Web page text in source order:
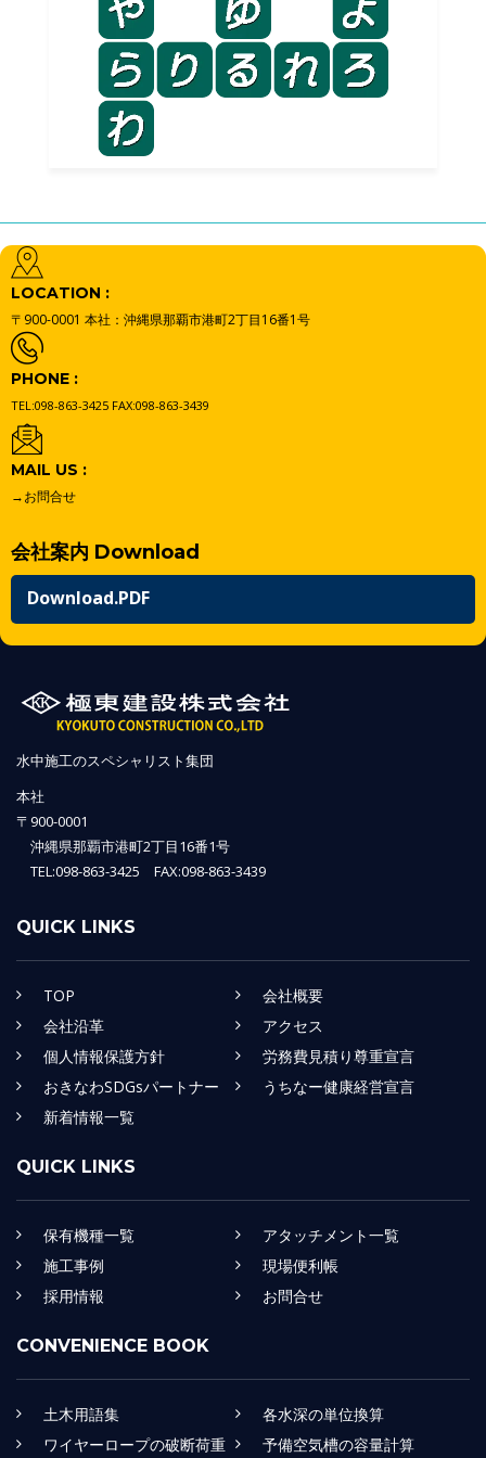
LOCATION :
〒900-0001 本社：沖縄県那覇市港町2丁目16番1号
PHONE :
TEL:098-863-3425 FAX:098-863-3439
MAIL US :
→お問合せ
会社案内 Download
Download.PDF
水中施工のスペシャリスト集団
本社
〒900-0001
沖縄県那覇市港町2丁目16番1号
TEL:098-863-3425 FAX:098-863-3439
QUICK LINKS
TOP
会社概要
会社沿革
アクセス
個人情報保護方針
労務費見積り尊重宣言
おきなわSDGsパートナー
うちなー健康経営宣言
新着情報一覧
QUICK LINKS
保有機種一覧
アタッチメント一覧
施工事例
現場便利帳
採用情報
お問合せ
CONVENIENCE BOOK
土木用語集
各水深の単位換算
ワイヤーロープの破断荷重
予備空気槽の容量計算